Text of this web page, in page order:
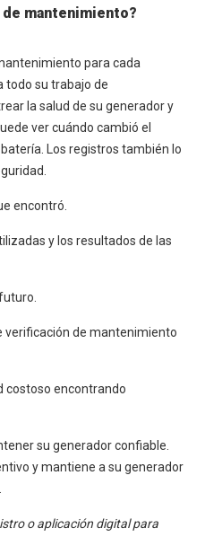
mantenimiento?
para cada
todo su trabajo de
la salud de su generador y
ver cuándo cambió el
Los registros también lo
encontró.
y los resultados de las
verificación de mantenimiento
costoso encontrando
su generador confiable.
y mantiene a su generador
o aplicación digital para